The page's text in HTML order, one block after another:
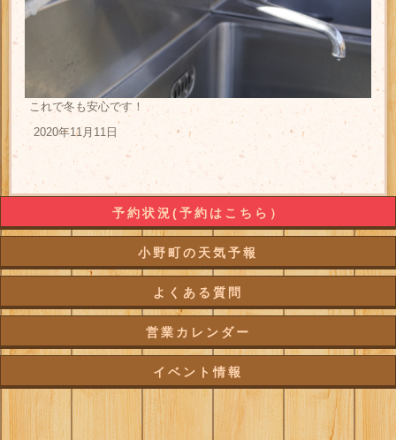
これで冬も安心です！
2020年11月11日
予約状況(予約はこちら）
小野町の天気予報
よくある質問
営業カレンダー
イベント情報